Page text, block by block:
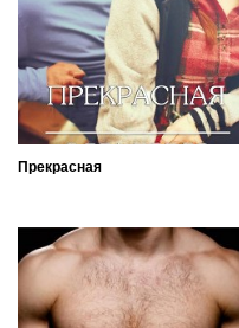
Прекрасная